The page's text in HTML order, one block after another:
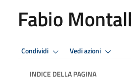
Fabio
Condividi Vedi azioni
INDICE DELLA PAGINA